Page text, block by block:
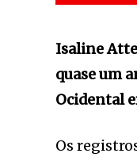
Isaline
quase um
Ocidental
Os